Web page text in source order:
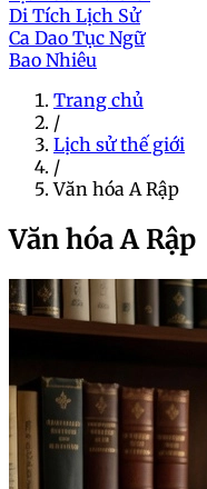
Di Tích Lịch Sử
Ca Dao Tục Ngữ
Bao Nhiêu
Trang chủ
/
Lịch sử thế giới
/
Văn hóa A Rập
Văn hóa A Rập